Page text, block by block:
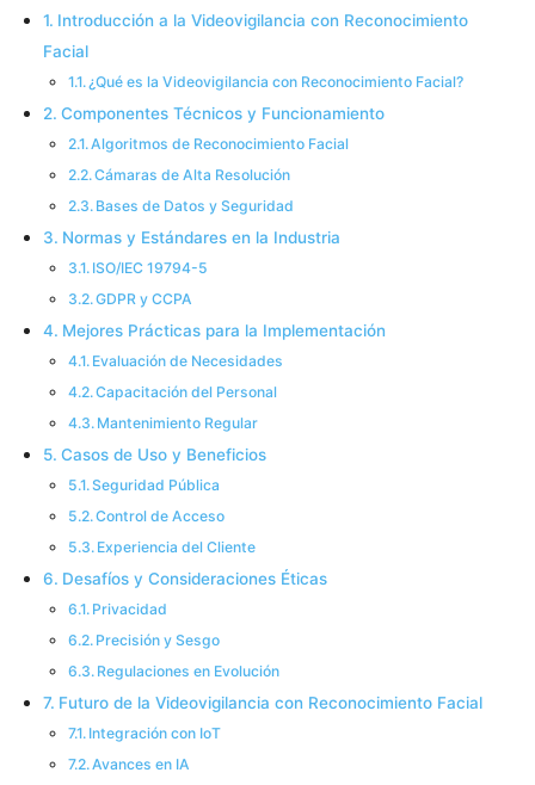
Introducción a la Videovigilancia con Reconocimiento
Facial
¿Qué es la Videovigilancia con Reconocimiento Facial?
Componentes Técnicos y Funcionamiento
Algoritmos de Reconocimiento Facial
Cámaras de Alta Resolución
Bases de Datos y Seguridad
Normas y Estándares en la Industria
ISO/IEC 19794-5
GDPR y CCPA
Mejores Prácticas para la Implementación
Evaluación de Necesidades
Capacitación del Personal
Mantenimiento Regular
Casos de Uso y Beneficios
Seguridad Pública
Control de Acceso
Experiencia del Cliente
Desafíos y Consideraciones Éticas
Privacidad
Precisión y Sesgo
Regulaciones en Evolución
Futuro de la Videovigilancia con Reconocimiento Facial
Integración con IoT
Avances en IA